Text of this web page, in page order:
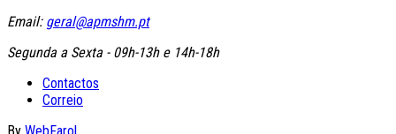
Email: geral@apmshm.pt
Segunda a Sexta - 09h-13h e 14h-18h
Contactos
Correio